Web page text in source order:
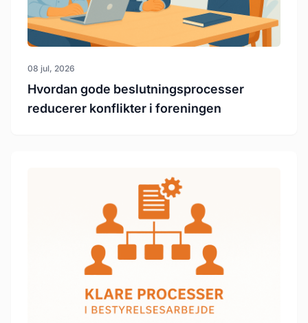
08 jul, 2026
Hvordan gode beslutningsprocesser
reducerer konflikter i foreningen